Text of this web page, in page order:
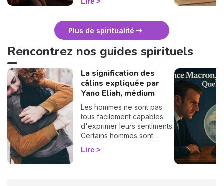
douceur. Voici 7 gestes
énergétiquement et
intérieur. 🛡️🌒
Plus de spiritualité
Rencontrez nos guides spirituels
La signification des
câlins expliquée par
Yano Eliah, médium
Les hommes ne sont pas
tous facilement capables
d'exprimer leurs sentiments.
Certains hommes sont
habitués à contrôler leurs
sentiments, par conséquent
Lire